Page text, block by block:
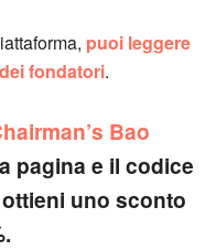
puoi leggere
fondatori.
Bao
pagina e il codice
uno sconto